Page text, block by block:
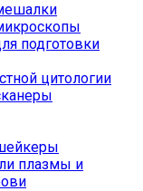
подготовки
цитологии
плазмы и